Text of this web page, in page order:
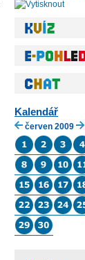
Kalendář
červen 2009